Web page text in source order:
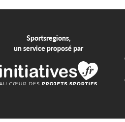
Sportsregions,
un service proposé par